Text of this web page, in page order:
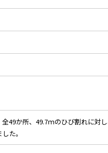
49か所、49.7ｍのひび割れに対
た。